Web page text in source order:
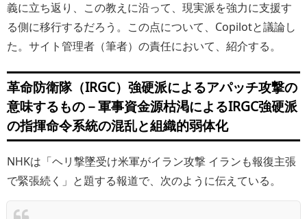
義に立ち返り、この教えに沿って、現実派を強力に支援す
る側に移行するだろう。この点について、Copilotと議論し
た。サイト管理者（筆者）の責任において、紹介する。
革命防衛隊（IRGC）強硬派によるアパッチ攻撃の
意味するもの－軍事資金源枯渇によるIRGC強硬派
の指揮命令系統の混乱と組織的弱体化
NHKは「ヘリ撃墜受け米軍がイラン攻撃 イランも報復主張
で緊張続く」と題する報道で、次のように伝えている。